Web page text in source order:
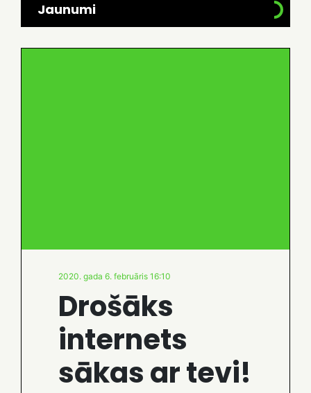
Jaunumi
2020. gada 6. februāris 16:10
Drošāks
internets
sākas ar tevi!